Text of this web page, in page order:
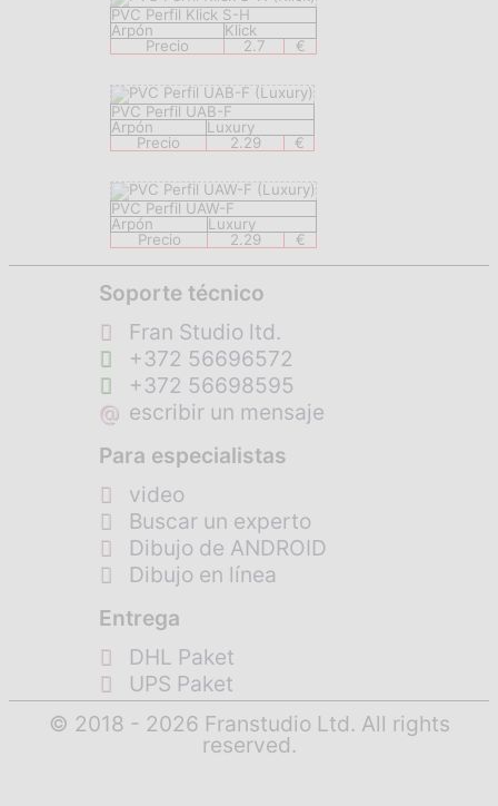
PVC Perfil Klick S-H
Arpón
Klick
Precio
2.7 €
PVC Perfil UAB-F
Arpón
Luxury
Precio
2.29 €
PVC Perfil UAW-F
Arpón
Luxury
Precio
2.29 €
Soporte técnico
Fran Studio ltd.
+372 56696572
+372 56698595
@ escribir un mensaje
Para especialistas
video
Buscar un experto
Dibujo de ANDROID
Dibujo en línea
Entrega
DHL Paket
UPS Paket
© 2018 - 2026 Franstudio Ltd. All rights
reserved.